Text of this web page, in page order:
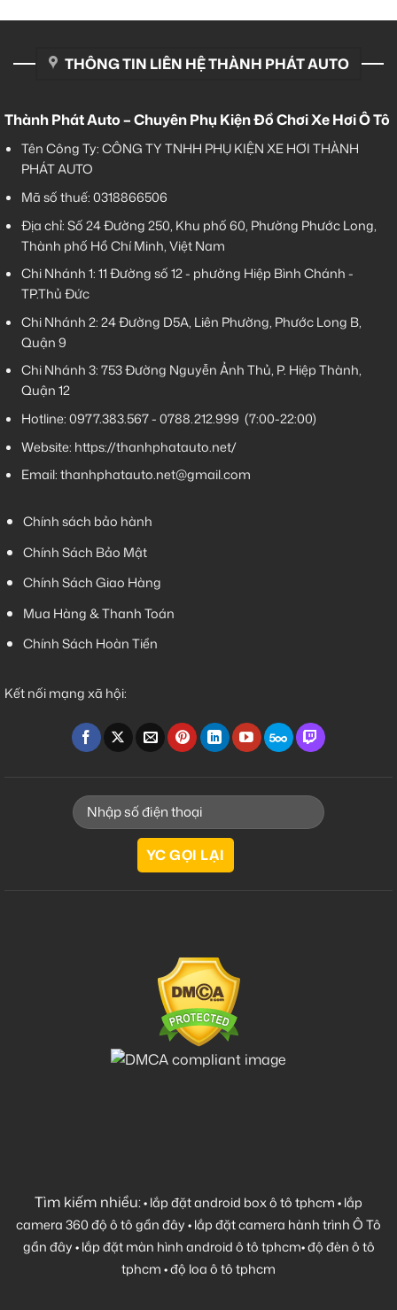
THÔNG TIN LIÊN HỆ THÀNH PHÁT AUTO
Thành Phát Auto – Chuyên Phụ Kiện Đồ Chơi Xe Hơi Ô Tô
Tên Công Ty: CÔNG TY TNHH PHỤ KIỆN XE HƠI THÀNH
PHÁT AUTO
Mã số thuế: 0318866506
Địa chỉ: Số 24 Đường 250, Khu phố 60, Phường Phước Long,
Thành phố Hồ Chí Minh, Việt Nam
Chi Nhánh 1:11 Đường số 12 - phường Hiệp Bình Chánh -
TP.Thủ Đức
Chi Nhánh 2:24 Đường D5A, Liên Phường, Phước Long B,
Quận 9
Chi Nhánh 3:753 Đường Nguyễn Ảnh Thủ, P. Hiệp Thành,
Quận 12
Hotline:0977.383.567-0788.212.999 (7:00-22:00)
Website: https://thanhphatauto.net/
Email:thanhphatauto.net@gmail.com
Chính sách bảo hành
Chính Sách Bảo Mật
Chính Sách Giao Hàng
Mua Hàng & Thanh Toán
Chính Sách Hoàn Tiền
Kết nối mạng xã hội:
Tìm kiếm nhiều:•lắp đặt android box ô tô tphcm•lắp
camera 360 độ ô tô gần đây•lắp đặt camera hành trình Ô Tô
gần đây•lắp đặt màn hình android ô tô tphcm•độ đèn ô tô
tphcm•độ loa ô tô tphcm